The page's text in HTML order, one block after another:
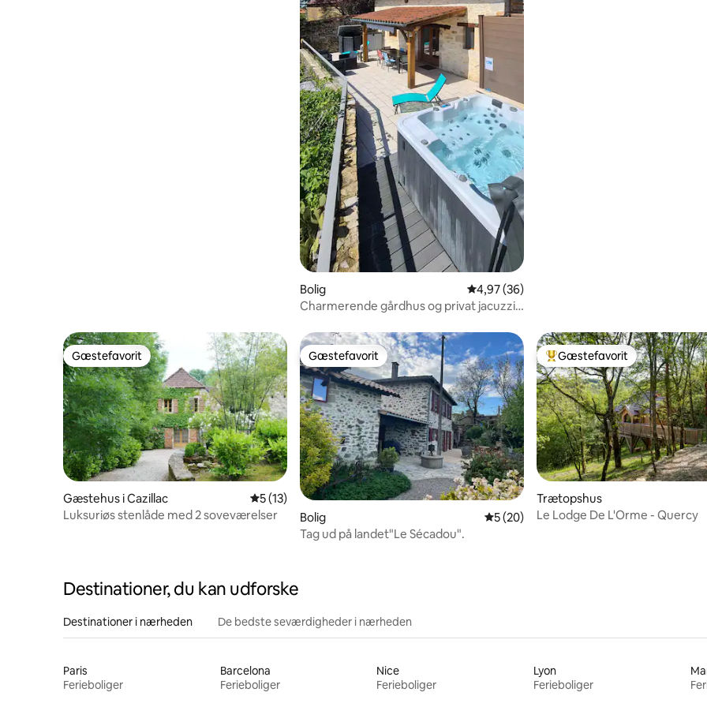
Bolig 4,97 ud af 5 i gennemsnitlig bedømmelse,
4,97 (36)
Charmerende gårdhus og privat jacuzzi |
Gæstefavorit
Gæstefavorit
Gæstehus i Cazillac 5 ud af 5 i gennemsnitlig bedømmelse, 13 omtaler
5 (13)
Luksuriøs stenlåde med 2 soveværelser
Gæstefavorit
Gæstefavorit
Bolig 5 ud af 5 i gennemsnitlig bedømmelse,
5 (20)
Tag ud på landet"Le Sécadou".
Bedste gæstefavorit
Gæstefavorit
Trætopshus
Le Lodge De L'Orme - Quercy
Destinationer, du kan udforske
Destinationer i nærheden De bedste seværdigheder i nærheden
Paris
Ferieboliger
Barcelona
Ferieboliger
Nice
Ferieboliger
Lyon
Ferieboliger